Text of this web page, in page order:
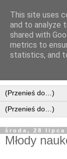
środa, 28 lipca
Młody
This site uses
and to analyze
shared with
metrics to
statistics, and